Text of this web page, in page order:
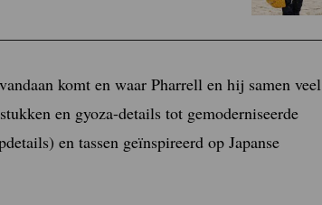
komt en waar Pharrell en hij samen veel
en gyoza-details tot gemoderniseerde
en tassen geïnspireerd op Japanse